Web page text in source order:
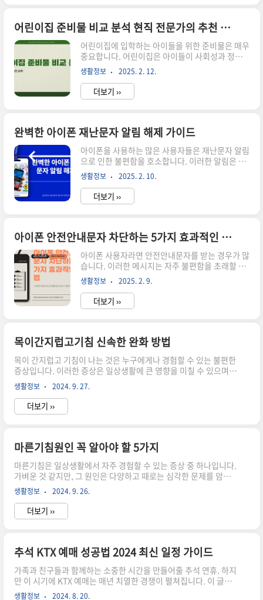
면 좋은 글 ▼▼▼ 유아학비사전신청 vs 다른 선택
지 최적의 해결책은 바로가기요즘 유아학비사전신
청 3가지 필수 단계 바로가기유아학비사전신청 전
문가의 꿀팁과 성공비법 바로가기유아학비사전신
청의 기본 개념 유아학비사전신청이란 유아 교육
에 필요한 학비를 지원받기 위해 사전에 신청하는
과정을 의미합니다. 이 ..
어린이집 준비물 비교 분석 현직 전문가의 추천 순위
어린이집에 입학하는 아이들을 위한 준비물은 매우
중요합니다. 어린이집은 아이들이 사회성과 정서
적 발달을 이루는 첫 단계로, 이 과정에서 필요한 아
이템들이 많습니다. 어린이집 준비물의 목록은 단
순히 물건에 그치지 않고, 아이의 안전과 편안함을
보장하는 데 큰 역할을 합니다. 이번 포스팅에서는
하면 좋은 글 ▼▼▼ 어린이집 준비물 비교 분석 베
스트 3 추천템 바로가기요즘 어린이집 준비물 성공
하는 방법 바로가기어린이집 준비물의 중요성 어
린이집에 가기 전, 아이가 필요한 준비물을 미리 갖
추는 것은 매우 중요합니다. 어린이집 준비물이란
단순히 옷이나 가방을 포함하는 것이 아니라, 아이
의 정서..
생활정보 2025. 2. 12.
더보기 ››
완벽한 아이폰 재난문자 알림 해제 가이드
아이폰을 사용하는 많은 사용자들은 재난문자 알림
으로 인한 불편함을 호소합니다. 이러한 알림은 긴
급 상황에서 매우 유용하지만, 때로는 원치 않는 순
간에 너무 자주 울리기도 합니다. 특히, 재난문자는
자연 재해나 긴급 상황에 대한 정보를 제공하지만,
일상적인 생활에서 방해가 될 수 있습니다. 따라서
면 좋은 글 ▼▼▼ 눈가색소침착 내가 찾은 완벽한
해결책 바로가기편평사마귀 연고로 완벽한 피부 만
들기 바로가기추석밑반찬 이 레시피로 완벽한 상차
림 바로가기재난문자란 무엇인가? 재난문자는 정
부 기관이나 긴급 서비스가 발송하는 메시지로, 긴
급 재난 상황을 사용자에게 전달합니다. 이는 자연
재해,..
생활정보 2025. 2. 10.
더보기 ››
아이폰 안전안내문자 차단하는 5가지 효과적인 방법
아이폰 사용자라면 안전안내문자를 받는 경우가 많
습니다. 이러한 메시지는 자주 불편함을 초래할 수
있으며, 특히 반복적으로 오는 경우 더욱 그러합니
다. 그렇다면 이러한 문자들을 효과적으로 차단하
는 방법은 무엇이 있을까요? 이번 포스트에서는 아
이폰에서 안전안내문자를 차단하는 5가지 방법을
아이폰 재난문자 알림 완벽 가이드 효율적으로 활
용하는 비법 공개 바로가기엄마표 아이폰 안전안내
문자 확인 비법 대공개 바로가기1. 알림 설정 변경
하기 아이폰의 알림 설정에서 안전안내문자의 알
림을 끌 수 있습니다. 설정 > 알림으로 이동한 후,
관련된 앱을 찾아 들어가면 알림 허용 옵션을 비활
생활정보 2025. 2. 9.
더보기 ››
목이간지럽고기침 신속한 완화 방법
목이 간지럽고 기침이 나는 것은 누구에게나 경험할 수 있는 불편한
증상입니다. 이러한 증상은 일상생활에 큰 영향을 미칠 수 있으며,
특히 중요한 순간에 발생하면 더욱 귀찮은 일이 될 수 있습니다. 이
글에서는 목의 간지러움과 기침을 신속하게 완화할 수 있는 다양한
방법들을 소개합니다. 간단하면서도 효과적인 해결책부터, 필요한
경우 전문적인 조치를 고려해야 하는 상황까지 모두 다룰 예정입니
이 대표적입니다. 알레르기로 인한 간지러움은 꽃가루나 먼지, 동물
의 털 등 다양한 알레르기 유발 물질에 의해 발생할 수 있습니다. 이
럴 경우, 목의 간지러움과 함께 재채기, 콧물 등의..
생활정보 2024. 9. 27.
더보기 ››
마른기침원인 꼭 알아야 할 5가지
마른기침은 일상생활에서 자주 경험할 수 있는 증상 중 하나입니다.
가벼운 것 같지만, 그 원인은 다양하고 때로는 심각한 문제를 암시
할 수 있습니다. 이 글에서는 마른기침의 원인과 관련된 중요한 정
보들을 알아보고, 이를 통해 보다 건강한 생활을 영위할 수 있는 방
법을 제시하고자 합니다. 환경적 요인 마른기침의 첫 번째 주요 원
인 중 하나는 바로 환경적 요인입니다. 미세먼지, 꽃가루, 화학물질
이 노출되어 마른기침을 경험할 확률이 높습니다. 먼지나 오염물질
이 기도를 자극하면, 체내 방어기전이 작동하여 기침이 유발됩니다.
이러한 경우에는 기침이 지속되거나, 기침과 함께 ..
생활정보 2024. 9. 26.
더보기 ››
추석 KTX 예매 성공법 2024 최신 일정 가이드
가족과 친구들과 함께하는 소중한 시간을 만들어줄 추석 연휴. 하지
만 이 시기에 KTX 예매는 매년 치열한 경쟁이 펼쳐집니다. 이 글에
서는 2024년 추석 KTX 예매를 성공적으로 마치는 법과 최신 일정
생활정보 2024. 8. 20.